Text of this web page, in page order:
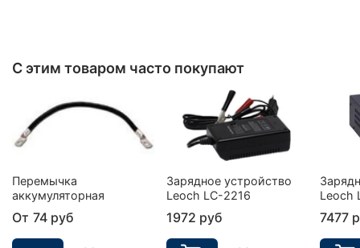
С этим товаром часто покупают
Перемычка
аккумуляторная
От 74 руб
Зарядное устройство
Leoch LC-2216
1972 руб
Leoch
7477